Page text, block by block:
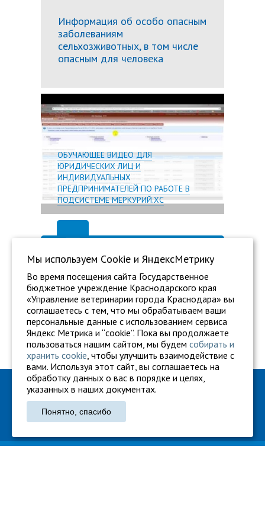
Информация об особо опасным
заболеваниям
сельхозживотных, в том числе
опасным для человека
ОБУЧАЮЩЕЕ ВИДЕО ДЛЯ
ЮРИДИЧЕСКИХ ЛИЦ И
ИНДИВИДУАЛЬНЫХ
ПРЕДПРИНИМАТЕЛЕЙ ПО РАБОТЕ В
ПОДСИСТЕМЕ МЕРКУРИЙ.ХС
ГБУ "Ветуправление города Краснодара"
Адрес: г. Краснодар, ул. Карасунская, 110
Тел.: +7 861 260-27-94
Мы используем Сookie и ЯндексМетрику
Во время посещения сайта Государственное
бюджетное учреждение Краснодарского края
«Управление ветеринарии города Краснодара» вы
соглашаетесь с тем, что мы обрабатываем ваши
персональные данные с использованием сервиса
Яндекс Метрика и “cookie”. Пока вы продолжаете
пользоваться нашим сайтом, мы будем собирать и
хранить cookie, чтобы улучшить взаимодействие с
вами. Используя этот сайт, вы соглашаетесь на
обработку данных о вас в порядке и целях,
указанных в наших документах.
Понятно, спасибо